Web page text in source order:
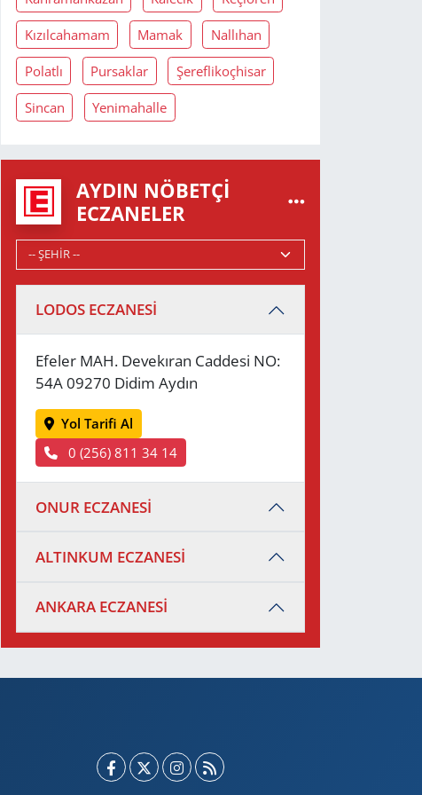
Kızılcahamam Mamak Nallıhan
Polatlı Pursaklar Şereflikoçhisar
Sincan Yenimahalle
AYDIN NÖBETÇI
ECZANELER
LODOS ECZANESİ
Efeler MAH. Devekıran Caddesi NO:
54A 09270 Didim Aydın
Yol Tarifi Al
0 (256) 811 34 14
ONUR ECZANESİ
ALTINKUM ECZANESİ
ANKARA ECZANESİ